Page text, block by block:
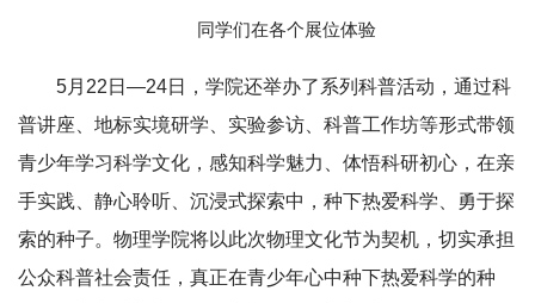
同学们在各个展位体验
5月22日—24日，学院还举办了系列科普活动，通过科
普讲座、地标实境研学、实验参访、科普工作坊等形式带领
青少年学习科学文化，感知科学魅力、体悟科研初心，在亲
手实践、静心聆听、沉浸式探索中，种下热爱科学、勇于探
索的种子。物理学院将以此次物理文化节为契机，切实承担
公众科普社会责任，真正在青少年心中种下热爱科学的种